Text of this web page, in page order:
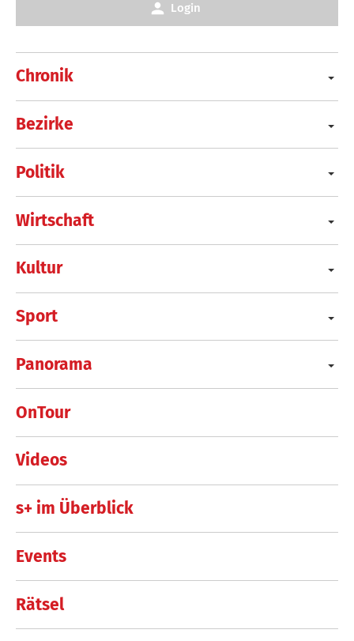
Chronik
Bezirke
Politik
Wirtschaft
Kultur
Sport
Panorama
OnTour
Videos
s+ im Überblick
Events
Rätsel
Login